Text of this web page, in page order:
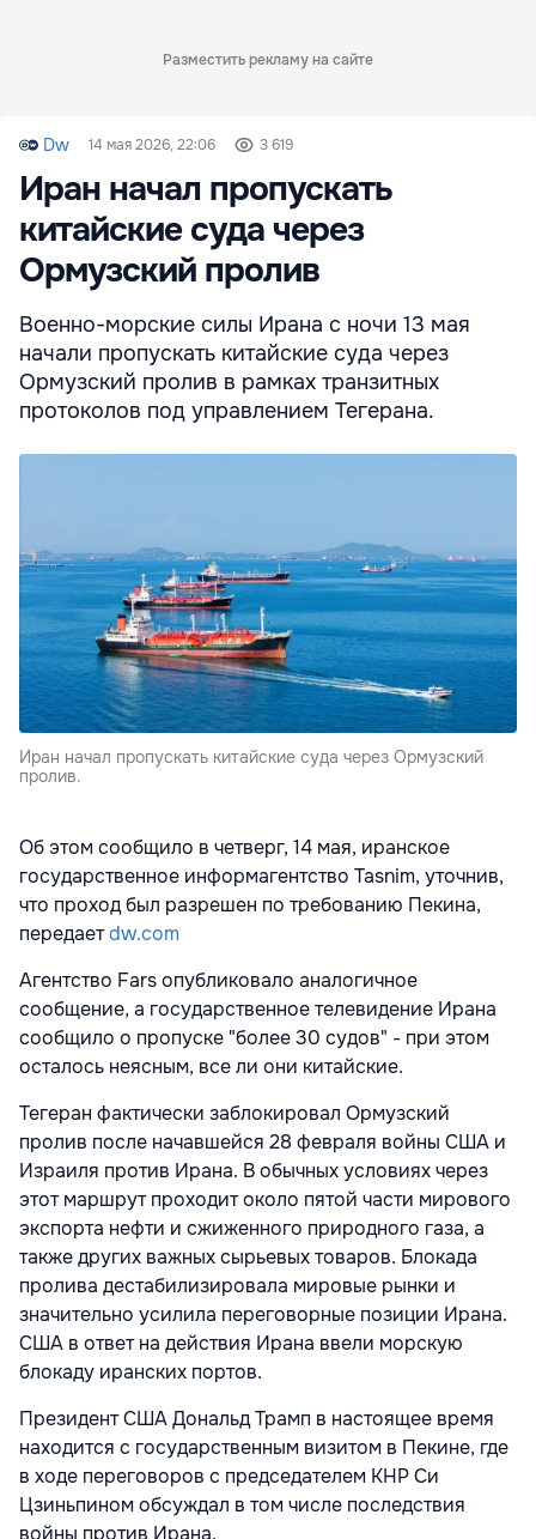
Разместить рекламу на сайте
Dw 14 мая 2026, 22:06 3 619
Иран начал пропускать
китайские суда через
Ормузский пролив
Военно-морские силы Ирана с ночи 13 мая
начали пропускать китайские суда через
Ормузский пролив в рамках транзитных
протоколов под управлением Тегерана.
Иран начал пропускать китайские суда через Ормузский
пролив.
Об этом сообщило в четверг, 14 мая, иранское
государственное информагентство Tasnim, уточнив,
что проход был разрешен по требованию Пекина,
передаетdw.com
Агентство Fars опубликовало аналогичное
сообщение, а государственное телевидение Ирана
сообщило о пропуске "более 30 судов" - при этом
осталось неясным, все ли они китайские.
Тегеран фактически заблокировал Ормузский
пролив после начавшейся 28 февраля войны США и
Израиля против Ирана. В обычных условиях через
этот маршрут проходит около пятой части мирового
экспорта нефти и сжиженного природного газа, а
также других важных сырьевых товаров. Блокада
пролива дестабилизировала мировые рынки и
значительно усилила переговорные позиции Ирана.
США в ответ на действия Ирана ввели морскую
блокаду иранских портов.
Президент США Дональд Трамп в настоящее время
находится с государственным визитом в Пекине, где
в ходе переговоров с председателем КНР Си
Цзиньпином обсуждал в том числе последствия
войны против Ирана.